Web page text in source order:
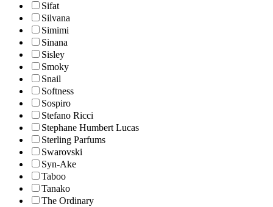
Sifat
Silvana
Simimi
Sinana
Sisley
Smoky
Snail
Softness
Sospiro
Stefano Ricci
Stephane Humbert Lucas
Sterling Parfums
Swarovski
Syn-Ake
Taboo
Tanako
The Ordinary